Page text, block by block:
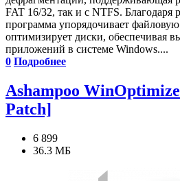
FAT 16/32, так и с NTFS.
программа упорядочивает
оптимизирует диски, обеспечивая
приложений в системе Windows....
0 Подробнее
Ashampoo
Patch]
6 899
36.3 МБ